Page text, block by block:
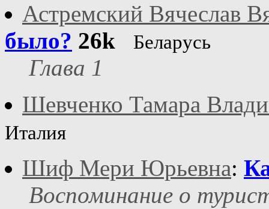
Астремский Вячеслав
было? 26k Беларусь
Глава 1
Шевченко Тамара
Италия
Шиф Мери Юрьевна:
Воспоминание о